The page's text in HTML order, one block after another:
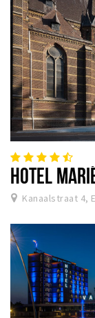
HOTEL
Kanaalstraat 4,